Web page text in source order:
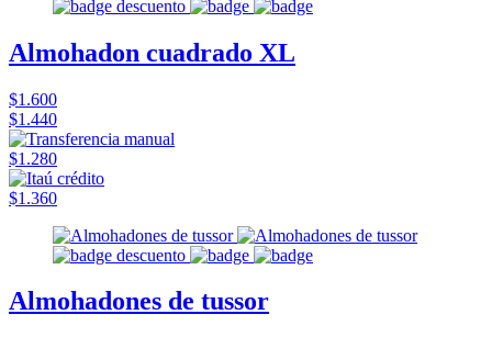
Almohadon cuadrado XL
$1.600
$1.440
$1.280
$1.360
Almohadones de tussor